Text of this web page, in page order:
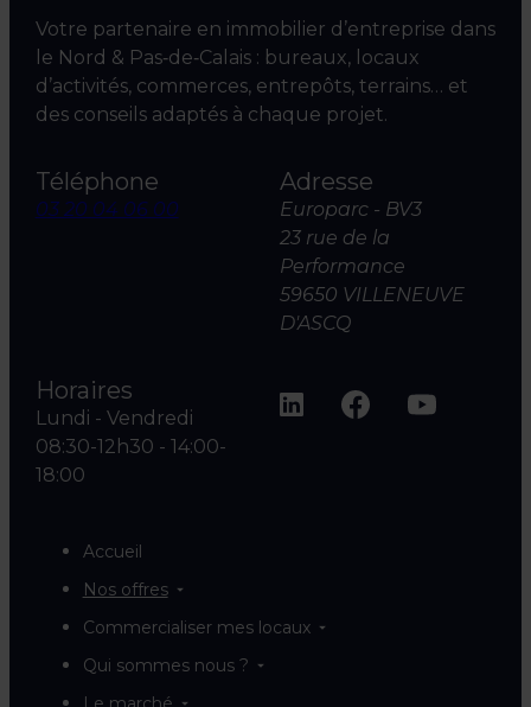
Votre partenaire en immobilier d’entreprise dans
le Nord & Pas‑de‑Calais : bureaux, locaux
d’activités, commerces, entrepôts, terrains… et
des conseils adaptés à chaque projet.
Téléphone
03 20 04 06 00
Adresse
Europarc - BV3
23 rue de la
Performance
59650 VILLENEUVE
D'ASCQ
Horaires
Lundi - Vendredi
08:30-12h30 - 14:00-
18:00
Accueil
Nos offres
Commercialiser mes locaux
Qui sommes nous ?